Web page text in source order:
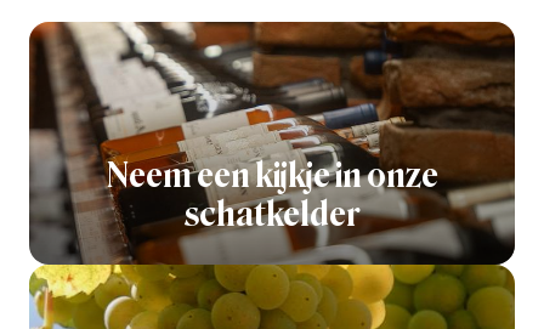
Neem een kijkje in onze
schatkelder